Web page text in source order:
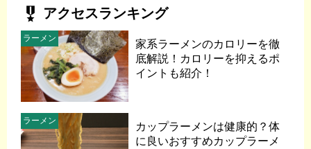
military_tech アクセスランキング
家系ラーメンのカロリーを徹
底解説！カロリーを抑えるポ
イントも紹介！
ラーメン
カップラーメンは健康的？体
に良いおすすめカップラーメ
ラーメン